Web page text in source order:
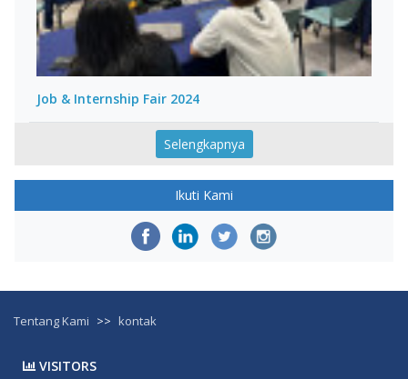
Job & Internship Fair 2024
Selengkapnya
Ikuti Kami
Tentang Kami >> kontak
VISITORS